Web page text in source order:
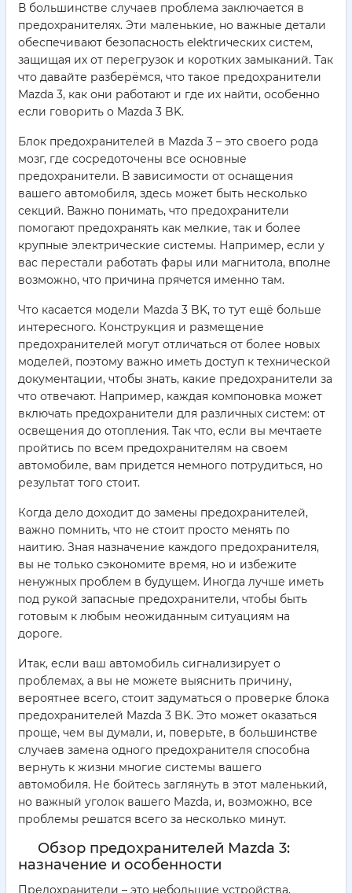
В большинстве случаев проблема заключается в
предохранителях. Эти маленькие, но важные детали
обеспечивают безопасность elektrических систем,
защищая их от перегрузок и коротких замыканий. Так
что давайте разберёмся, что такое предохранители
Mazda 3, как они работают и где их найти, особенно
если говорить о Mazda 3 BK.
Блок предохранителей в Mazda 3 – это своего рода
мозг, где сосредоточены все основные
предохранители. В зависимости от оснащения
вашего автомобиля, здесь может быть несколько
секций. Важно понимать, что предохранители
помогают предохранять как мелкие, так и более
крупные электрические системы. Например, если у
вас перестали работать фары или магнитола, вполне
возможно, что причина прячется именно там.
Что касается модели Mazda 3 BK, то тут ещё больше
интересного. Конструкция и размещение
предохранителей могут отличаться от более новых
моделей, поэтому важно иметь доступ к технической
документации, чтобы знать, какие предохранители за
что отвечают. Например, каждая компоновка может
включать предохранители для различных систем: от
освещения до отопления. Так что, если вы мечтаете
пройтись по всем предохранителям на своем
автомобиле, вам придется немного потрудиться, но
результат того стоит.
Когда дело доходит до замены предохранителей,
важно помнить, что не стоит просто менять по
наитию. Зная назначение каждого предохранителя,
вы не только сэкономите время, но и избежите
ненужных проблем в будущем. Иногда лучше иметь
под рукой запасные предохранители, чтобы быть
готовым к любым неожиданным ситуациям на
дороге.
Итак, если ваш автомобиль сигнализирует о
проблемах, а вы не можете выяснить причину,
вероятнее всего, стоит задуматься о проверке блока
предохранителей Mazda 3 BK. Это может оказаться
проще, чем вы думали, и, поверьте, в большинстве
случаев замена одного предохранителя способна
вернуть к жизни многие системы вашего
автомобиля. Не бойтесь заглянуть в этот маленький,
но важный уголок вашего Mazda, и, возможно, все
проблемы решатся всего за несколько минут.
Обзор предохранителей Mazda 3:
назначение и особенности
Предохранители – это небольшие устройства,